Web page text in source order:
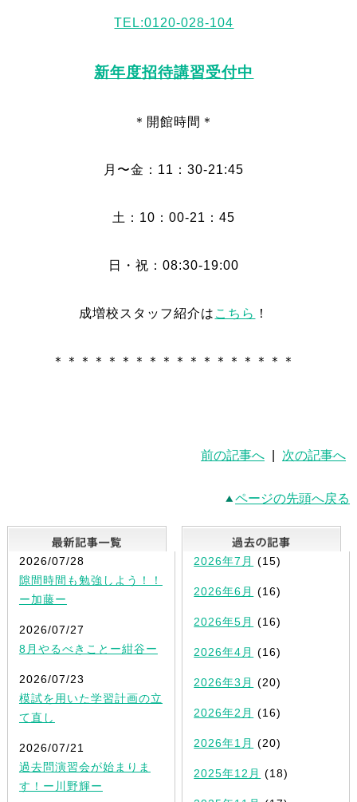
TEL:0120-028-104
新年度招待講習受付中
＊開館時間＊
月〜金：11：30-21:45
土：10：00-21：45
日・祝：08:30-19:00
成増校スタッフ紹介は こちら ！
＊＊＊＊＊＊＊＊＊＊＊＊＊＊＊＊＊＊
前の記事へ 次の記事へ
ページの先頭へ戻る
最新記事一覧
2026/07/28
隙間時間も勉強しよう！！
ー加藤ー
2026/07/27
8月やるべきことー紺谷ー
2026/07/23
模試を用いた学習計画の立
て直し
2026/07/21
過去問演習会が始まりま
す！ー川野輝ー
2026年7月 (15)
2026年6月 (16)
2026年5月 (16)
2026年4月 (16)
2026年3月 (20)
2026年2月 (16)
2026年1月 (20)
2025年12月 (18)